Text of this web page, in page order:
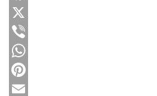
Facebook
X
Viber
WhatsApp
Pinterest